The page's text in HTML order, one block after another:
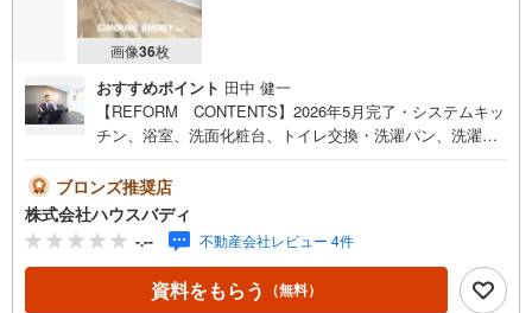
画像36枚
おすすめポイント 田中 健一
【REFORM CONTENTS】2026年5月完了・システムキッ
チン、浴室、洗面化粧台、トイレ交換・洗濯パン、洗濯用
コンセント交換・玄関収納、クローゼット新設・天井、壁
クロス張替え、フロアタイル張替え・各所塗装・ハウスク
リーニング など【LOCATION】・JR青梅線「中神」駅…
徒歩約12分・市立武蔵野小学校…徒歩約9分・市立瑞雲中学
校…徒歩約8分・ザ・ビッグ…徒歩約4分・タイラヤ…徒歩
約8分・モリタウン…徒歩約15分当社は、昭島・福生・羽
ブロンズ推奨店
株式会社ハウスバディ
-.-- 不動産会社レビュー 4件
資料をもらう （無料）